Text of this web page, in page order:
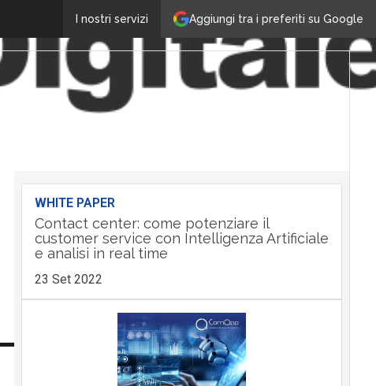
Aggiungi tra i preferiti su Google
I nostri servizi
WHITE PAPER
Contact center: come potenziare il
customer service con Intelligenza Artificiale
e analisi in real time
23 Set 2022